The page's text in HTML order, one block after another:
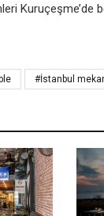
Kuruçeşme’de
#İstanbul